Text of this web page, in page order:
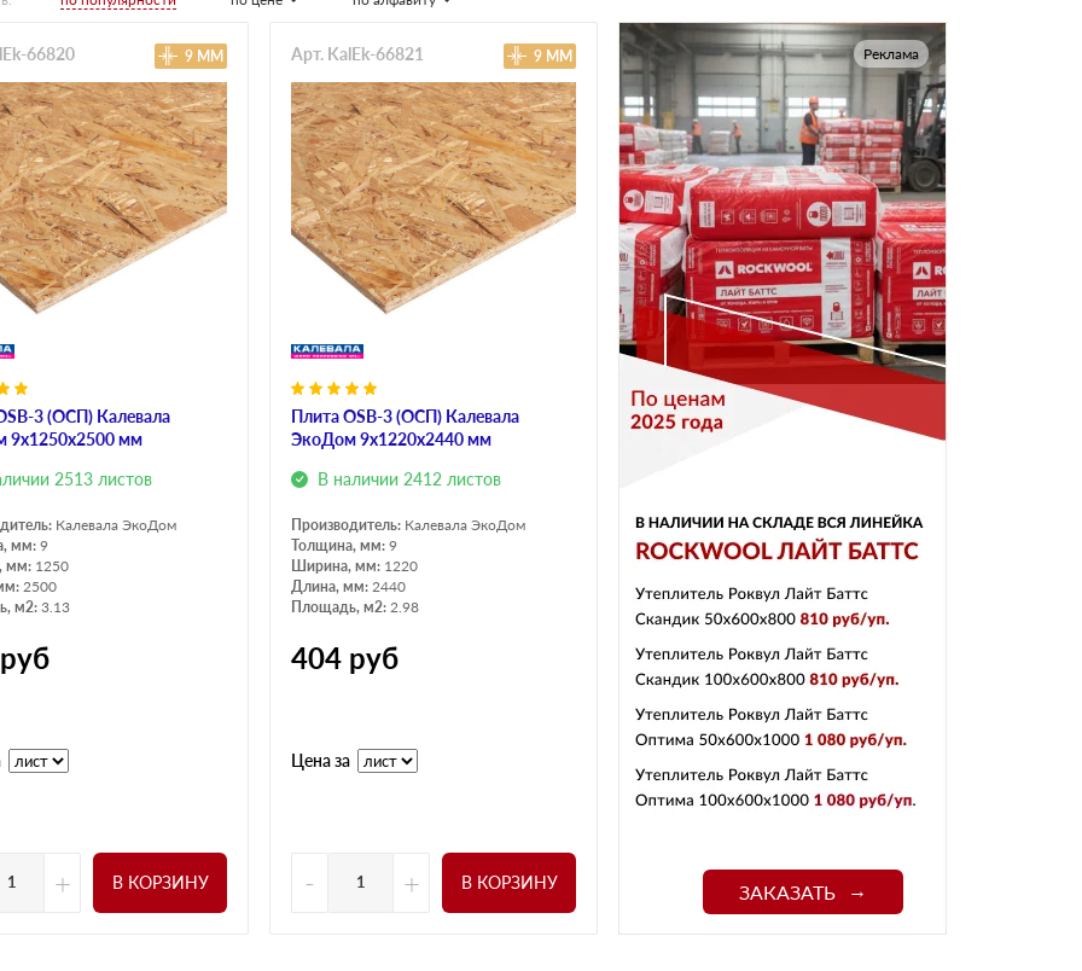
3 (ОСП) Калевала
9х1250х2500 мм
2513 листов
66820 9 ММ
Калевала ЭкоДом
мм:9
мм: 1250
2500
м2:3.13
руб
+ В КОРЗИНУ
Плита OSB-3 (ОСП) Калевала
ЭкоДом 9х1220х2440 мм
В наличии 2412 листов
Арт. KalEk-66821 9 ММ
Производитель: Калевала ЭкоДом
Толщина, мм: 9
Ширина, мм: 1220
Длина, мм: 2440
Площадь, м2: 2.98
404 руб
Цена за
- + В КОРЗИНУ
Реклама
ЗАКАЗАТЬ